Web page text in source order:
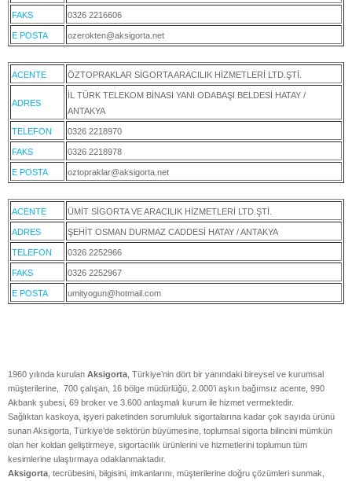
FAKS 0326 2216606
E POSTA ozerokten@aksigorta.net
ACENTE ÖZTOPRAKLAR SİGORTA ARACILIK HİZMETLERİ LTD.ŞTİ.
ADRES
İL TÜRK TELEKOM BİNASI YANI ODABAŞI BELDESİ HATAY /
ANTAKYA
TELEFON 0326 2218970
FAKS 0326 2218978
E POSTA oztopraklar@aksigorta.net
ACENTE ÜMİT SİGORTA VE ARACILIK HİZMETLERİ LTD.ŞTİ.
ADRES ŞEHİT OSMAN DURMAZ CADDESİ HATAY / ANTAKYA
TELEFON 0326 2252966
FAKS 0326 2252967
E POSTA umityogun@hotmail.com
1960 yılında kurulan Aksigorta , Türkiye’nin dört bir yanındaki bireysel ve kurumsal
müşterilerine, 700 çalışan, 16 bölge müdürlüğü, 2.000’i aşkın bağımsız acente, 990
Akbank şubesi, 69 broker ve 3.600 anlaşmalı kurum ile hizmet vermektedir.
Sağlıktan kaskoya, işyeri paketinden sorumluluk sigortalarına kadar çok sayıda ürünü
sunan Aksigorta, Türkiye’de sektörün büyümesine, toplumsal sigorta bilincini mümkün
olan her koldan geliştirmeye, sigortacılık ürünlerini ve hizmetlerini toplumun tüm
kesimlerine ulaştırmaya odaklanmaktadır.
Aksigorta , tecrübesini, bilgisini, imkanlarını, müşterilerine doğru çözümleri sunmak,